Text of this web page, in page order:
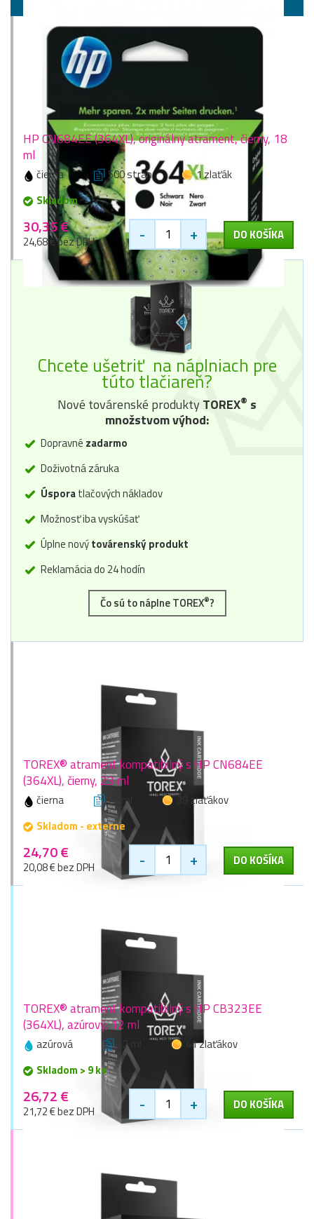
HP CN684EE (364XL), originálny atrament, čierny, 18
ml
čierna 500 stran
1 zlaťák
Skladom
30,35 €
24,68 € bez DPH - + DO KOŠÍKA
Chcete ušetriť na náplniach pre
túto tlačiareň?
Nové továrenské produktyTOREX® s
množstvom výhod:
Dopravné zadarmo
Doživotná záruka
Úsporatlačových nákladov
Možnosť iba vyskúšať
Úplne novýtovárenský produkt
Reklamácia do 24 hodín
Čo sú to náplne TOREX®?
TOREX® atrament kompatibilný s HP CN684EE
(364XL), čierny, 23 ml
čierna 23 ml
39 zlaťákov
Skladom - externe
24,70 €
20,08 € bez DPH - + DO KOŠÍKA
TOREX® atrament kompatibilný s HP CB323EE
(364XL), azúrový, 12 ml
azúrová 12 ml
41 zlaťákov
Skladom > 9 ks
26,72 €
21,72 € bez DPH - + DO KOŠÍKA